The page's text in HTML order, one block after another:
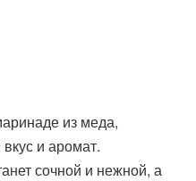
из меда,
и аромат.
сочной и нежной, а